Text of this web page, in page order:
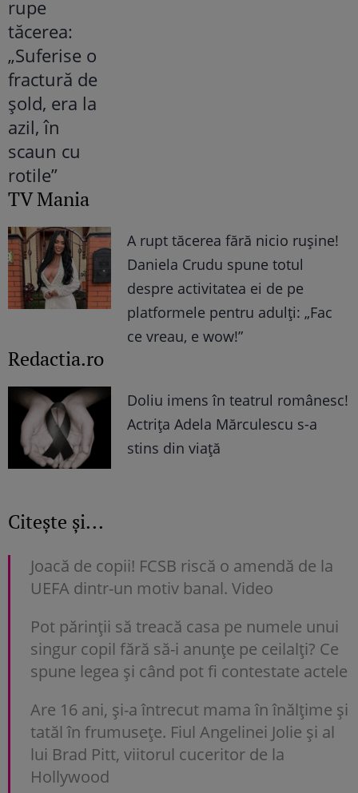
TV Mania
A rupt tăcerea fără nicio rușine!
Daniela Crudu spune totul
despre activitatea ei de pe
platformele pentru adulți: „Fac
ce vreau, e wow!”
Redactia.ro
Doliu imens în teatrul românesc!
Actrița Adela Mărculescu s-a
stins din viață
Citește și...
Joacă de copii! FCSB riscă o amendă de la
UEFA dintr-un motiv banal. Video
Pot părinții să treacă casa pe numele unui
singur copil fără să-i anunțe pe ceilalți? Ce
spune legea și când pot fi contestate actele
Are 16 ani, și-a întrecut mama în înălțime și
tatăl în frumusețe. Fiul Angelinei Jolie și al
lui Brad Pitt, viitorul cuceritor de la
Hollywood